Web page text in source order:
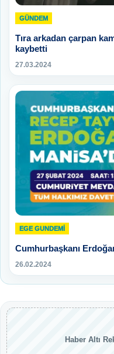
GÜNDEM
Tıra arkadan çarpan
kaybetti
27.03.2024
EGE GUNDEMİ
Cumhurbaşkanı
26.02.2024
Haber Altı